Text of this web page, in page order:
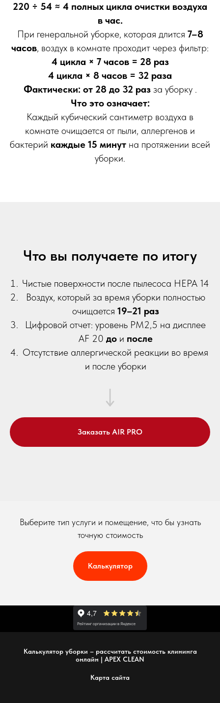
220 ÷ 54 ≈ 4 полных цикла очистки воздуха
в час.
При генеральной уборке, которая длится 7–8
часов, воздух в комнате проходит через фильтр:
4 цикла × 7 часов = 28 раз
4 цикла × 8 часов = 32 раза
Фактически: от 28 до 32 разза уборку .
Что это означает:
Каждый кубический сантиметр воздуха в
комнате очищается от пыли, аллергенов и
бактерий каждые 15 минут на протяжении всей
уборки.
Что вы получаете по итогу
Чистые поверхности после пылесоса HEPA 14
Воздух, который за время уборки полностью
очищается 19–21 раз
Цифровой отчет: уровень PM2,5 на дисплее
AF 20 дои после
Отсутствие аллергической реакции во время
и после уборки
Заказать AIR PRO
Выберите тип услуги и помещение, что бы узнать
точную стоимость
Калькулятор
Калькулятор уборки – рассчитать стоимость клининга
онлайн | APEX CLEAN
Карта сайта